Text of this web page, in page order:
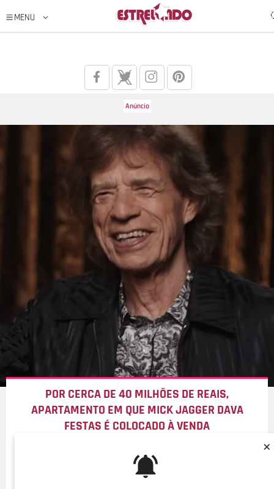
×
POR CERCA DE 40 MILHÕES DE REAIS,
APARTAMENTO EM QUE MICK JAGGER DAVA
FESTAS É COLOCADO À VENDA